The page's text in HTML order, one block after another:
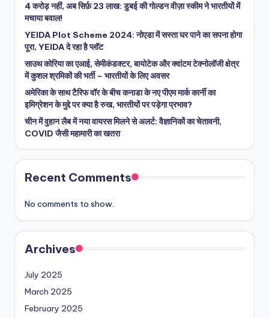
4 करोड़ नहीं, अब सिर्फ़ 23 लाख: डुबई की गोल्डन वीज़ा स्कीम ने भारतीयों में
मचाया बवाल!
YEIDA Plot Scheme 2024: नोएडा में सस्ता घर पाने का सपना होगा
पूरा, YEIDA दे रहा है प्लॉट
साउथ कोरिया का एआई, सेमीकंडक्टर, बायोटेक और क्वांटम टेक्नोलॉजी क्षेत्र
में कुशल श्रमिकों की भर्ती – भारतीयों के लिए अवसर
अमेरिका के साथ टैरिफ वॉर के बीच कनाडा के नए पीएम मार्क कार्नी का
इमिग्रेशन के मुद्दे पर क्या है रुख, भारतीयों पर पड़ेगा प्रभाव?
चीन में वुहान लैब में नया वायरस मिलने से अलर्ट: वैज्ञानिकों का चेतावनी,
COVID जैसी महामारी का खतरा
Recent Comments
No comments to show.
Archives
July 2025
March 2025
February 2025